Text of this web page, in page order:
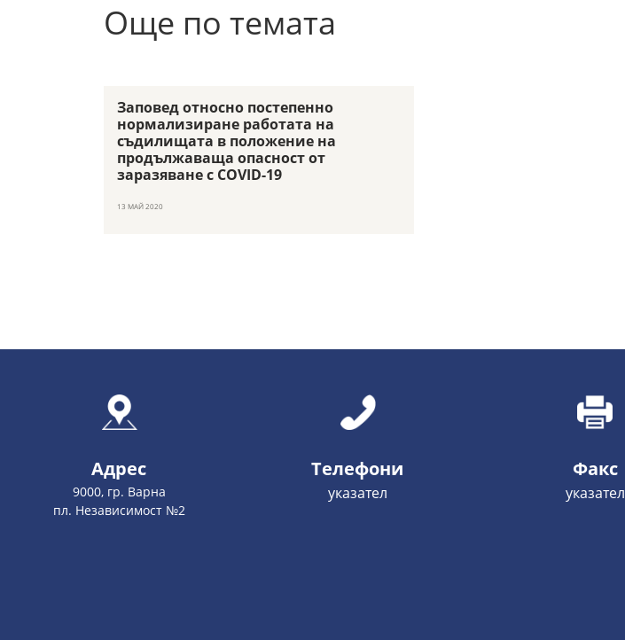
Още по темата
Заповед относно постепенно
нормализиране работата на
съдилищата в положение на
продължаваща опасност от
заразяване с COVID-19
13 МАЙ 2020
Адрес
9000, гр. Варна
пл. Независимост №2
Телефони
указател
Факс
указател